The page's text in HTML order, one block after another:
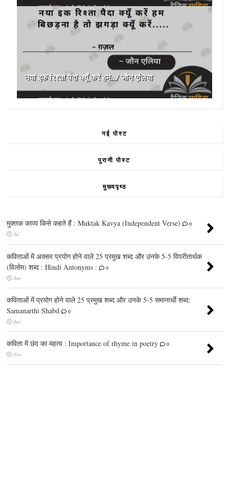
नया इक रिश्ता पैदा क्यूँ करें हम.../ जौन एलिया
नई पोस्ट
पुरानी पोस्ट
मुख्यपृष्ठ
मुक्तक काव्य किसे कहते हैं : Muktak Kavya (Independent Verse)
0
Jul
कविताओं में अक्सर प्रयोग होने वाले 25 प्रमुख शब्द और उनके 5-5 विपरीतार्थक
(विलोम) शब्द : Hindi Antonyms :
0
Jun
कविताओं में प्रयोग होने वाले 25 प्रमुख शब्द और उनके 5-5 समानार्थी शब्द:
Samanarthi Shabd
0
Jun
कविता में छंद का महत्व : Importance of rhyme in poetry
0
Nov